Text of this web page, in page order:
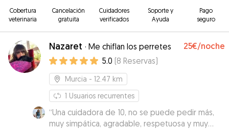
Cobertura
veterinaria
Cancelación
gratuita
Cuidadores
verificados
Soporte y
Ayuda
Pago
seguro
Nazaret · Me chiflan los perretes 25€/noche
5.0 (8 Reservas)
Murcia - 12.47 km
1 Usuarios recurrentes
“Una cuidadora de 10, no se puede pedir más,
muy simpática, agradable, respetuosa y muy